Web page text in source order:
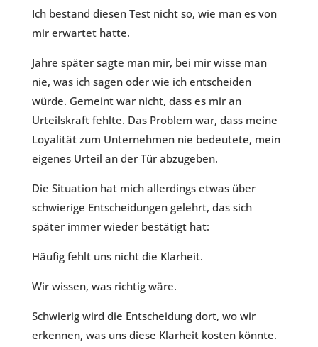
Ich bestand diesen Test nicht so, wie man es von
mir erwartet hatte.
Jahre später sagte man mir, bei mir wisse man
nie, was ich sagen oder wie ich entscheiden
würde. Gemeint war nicht, dass es mir an
Urteilskraft fehlte. Das Problem war, dass meine
Loyalität zum Unternehmen nie bedeutete, mein
eigenes Urteil an der Tür abzugeben.
Die Situation hat mich allerdings etwas über
schwierige Entscheidungen gelehrt, das sich
später immer wieder bestätigt hat:
Häufig fehlt uns nicht die Klarheit.
Wir wissen, was richtig wäre.
Schwierig wird die Entscheidung dort, wo wir
erkennen, was uns diese Klarheit kosten könnte.